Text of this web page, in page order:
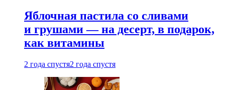
Яблочная пастила со сливами
и грушами — на десерт, в подарок,
как витамины
2 года спустя2 года спустя